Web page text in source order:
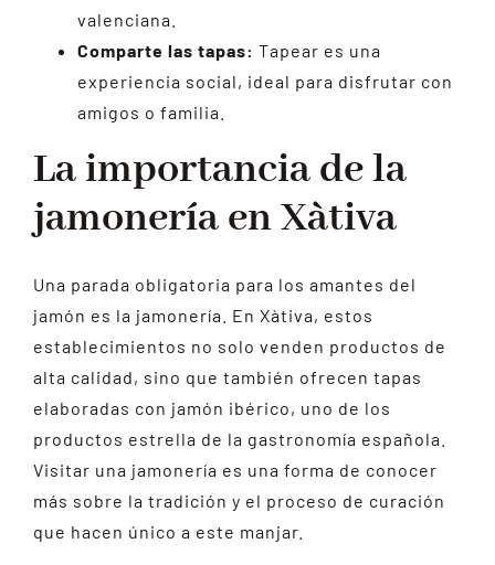
valenciana.
Comparte las tapas: Tapear es una
experiencia social, ideal para disfrutar con
amigos o familia.
La importancia de la
jamonería en Xàtiva
Una parada obligatoria para los amantes del
jamón es la jamonería. En Xàtiva, estos
establecimientos no solo venden productos de
alta calidad, sino que también ofrecen tapas
elaboradas con jamón ibérico, uno de los
productos estrella de la gastronomía española.
Visitar una jamonería es una forma de conocer
más sobre la tradición y el proceso de curación
que hacen único a este manjar.